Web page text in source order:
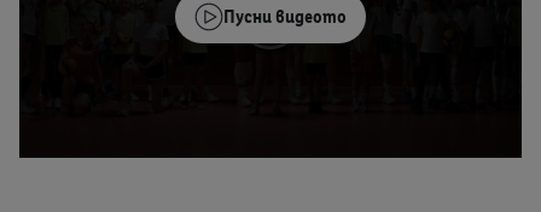
Пусни видеото